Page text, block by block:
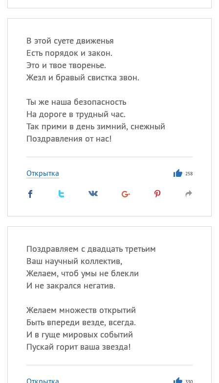
В этой суете движенья
Есть порядок и закон.
Это и твое творенье.
Жезл и бравый свистка звон.
Ты же наша безопасность
На дороге в трудный час.
Так прими в день зимний, снежный
Поздравления от нас!
Открытка 258
Поздравляем с двадцать третьим
Ваш научный коллектив,
Желаем, чтоб умы не блекли
И не закрался негатив.
Желаем множеств открытий
Быть впереди везде, всегда.
И в гуще мировых событий
Пускай горит ваша звезда!
Открытка